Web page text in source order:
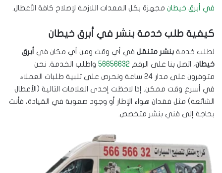
في أبرق خيطان مجهزة بكل المعدات اللازمة لإصلاح كافة الأعطال.
كيفية طلب خدمة بنشر في أبرق خيطان
لطلب خدمة بنشر متنقل في أي وقت ومن أي مكان في أبرق
خيطان، اتصل بنا على الرقم 56656632 واطلب الخدمة. نحن
متوفرون على مدار 24 ساعة ونحرص على تلبية طلبات العملاء
في أسرع وقت ممكن. إذا لاحظت إحدى العلامات التالية (الأعطال
الشائعة) مثل فقدان هواء الإطار أو وجود صعوبة في القيادة، فأنت
بحاجة إلى فني بنشر متخصص.